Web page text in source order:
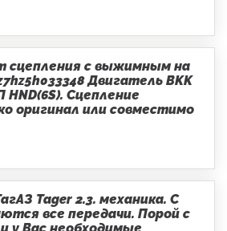
сцепления с выжимным на
Двигатель BKK
Сцепление
оригинал или совместимо
Tager 2.3. механика. С
все передачи. Порой с